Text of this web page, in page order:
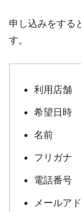
申し込みをする
す。
利用店舗
希望日時
名前
フリガナ
電話番号
メールア